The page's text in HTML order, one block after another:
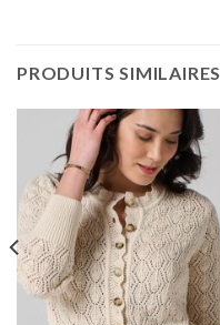
PRODUITS SIMILAIRES